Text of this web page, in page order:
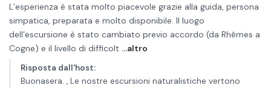
L’esperienza è stata molto piacevole grazie alla guida, persona
simpatica, preparata e molto disponibile. Il luogo
dell’escursione è stato cambiato previo accordo (da Rhêmes a
Cogne) e il livello di difficolt ...altro
Risposta dall'host:
Buonasera. , Le nostre escursioni naturalistiche vertono